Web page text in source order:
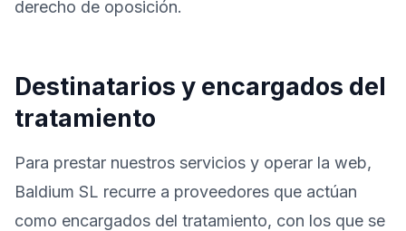
derecho de oposición.
Destinatarios y encargados del
tratamiento
Para prestar nuestros servicios y operar la web,
Baldium SL recurre a proveedores que actúan
como encargados del tratamiento, con los que se